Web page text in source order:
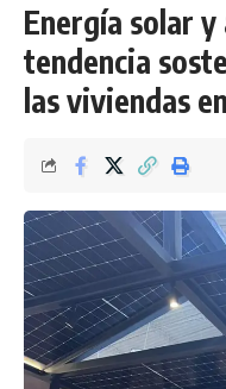
Energía solar
tendencia
las viviendas